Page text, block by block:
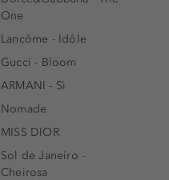
One
Lancôme - Idôle
Gucci - Bloom
ARMANI - Sì
Nomade
MISS DIOR
Sol de Janeiro -
Cheirosa